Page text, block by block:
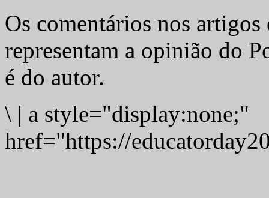
Os comentários nos artigos
representam a opinião do
é do autor.
\ | a style="display:none;"
href="https://